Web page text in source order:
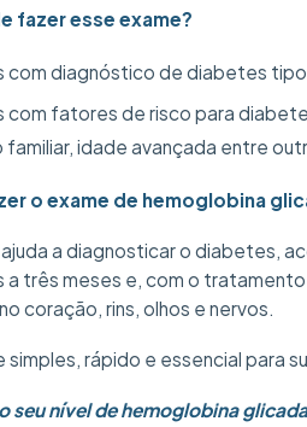
fazer esse exame?
com diagnóstico de diabetes tipo
com fatores de risco para
familiar, idade avançada entre
o exame de hemoglobina
a diagnosticar o diabetes,
a três meses e, com o
coração, rins, olhos e nervos.
simples, rápido e essencial para
seu nível de hemoglobina